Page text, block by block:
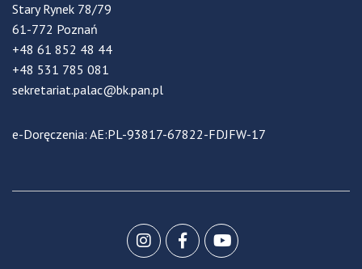
Stary Rynek 78/79
61-772 Poznań
+48 61 852 48 44
+48 531 785 081
sekretariat.palac@bk.pan.pl
e-Doręczenia: AE:PL-93817-67822-FDJFW-17